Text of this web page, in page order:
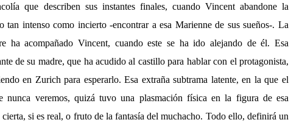
que describen sus instantes finales, cuando Vincent abandone la
tan intenso como incierto -encontrar a esa Marienne de sus sueños-. La
ha acompañado Vincent, cuando este se ha ido alejando de él. Esa
de su madre, que ha acudido al castillo para hablar con el protagonista,
en Zurich para esperarlo. Esa extraña subtrama latente, en la que el
veremos, quizá tuvo una plasmación física en la figura de esa
si es real, o fruto de la fantasía del muchacho. Todo ello, definirá un